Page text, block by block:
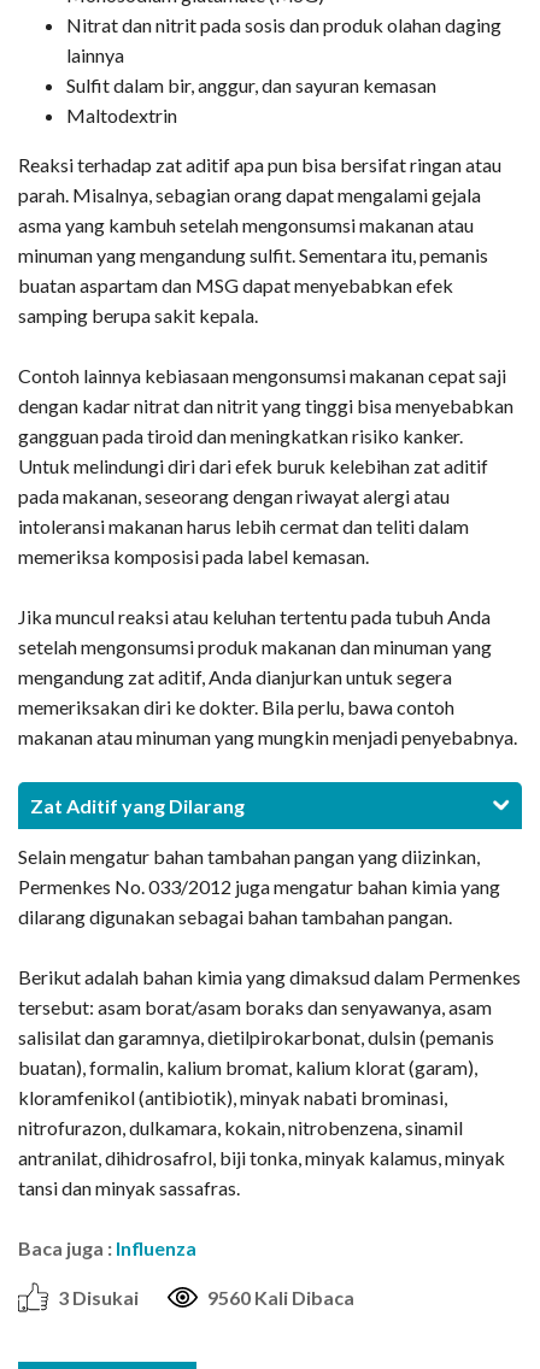
Nitrat dan nitrit pada sosis dan produk olahan daging
lainnya
Sulfit dalam bir, anggur, dan sayuran kemasan
Maltodextrin
Reaksi terhadap zat aditif apa pun bisa bersifat ringan atau
parah. Misalnya, sebagian orang dapat mengalami gejala
asma yang kambuh setelah mengonsumsi makanan atau
minuman yang mengandung sulfit. Sementara itu, pemanis
buatan aspartam dan MSG dapat menyebabkan efek
samping berupa sakit kepala.
Contoh lainnya kebiasaan mengonsumsi makanan cepat saji
dengan kadar nitrat dan nitrit yang tinggi bisa menyebabkan
gangguan pada tiroid dan meningkatkan risiko kanker.
Untuk melindungi diri dari efek buruk kelebihan zat aditif
pada makanan, seseorang dengan riwayat alergi atau
intoleransi makanan harus lebih cermat dan teliti dalam
memeriksa komposisi pada label kemasan.
Jika muncul reaksi atau keluhan tertentu pada tubuh Anda
setelah mengonsumsi produk makanan dan minuman yang
mengandung zat aditif, Anda dianjurkan untuk segera
memeriksakan diri ke dokter. Bila perlu, bawa contoh
makanan atau minuman yang mungkin menjadi penyebabnya.
Zat Aditif yang Dilarang
Selain mengatur bahan tambahan pangan yang diizinkan,
Permenkes No. 033/2012 juga mengatur bahan kimia yang
dilarang digunakan sebagai bahan tambahan pangan.
Berikut adalah bahan kimia yang dimaksud dalam Permenkes
tersebut: asam borat/asam boraks dan senyawanya, asam
salisilat dan garamnya, dietilpirokarbonat, dulsin (pemanis
buatan), formalin, kalium bromat, kalium klorat (garam),
kloramfenikol (antibiotik), minyak nabati brominasi,
nitrofurazon, dulkamara, kokain, nitrobenzena, sinamil
antranilat, dihidrosafrol, biji tonka, minyak kalamus, minyak
tansi dan minyak sassafras.
Baca juga : Influenza
3 Disukai 9560 Kali Dibaca